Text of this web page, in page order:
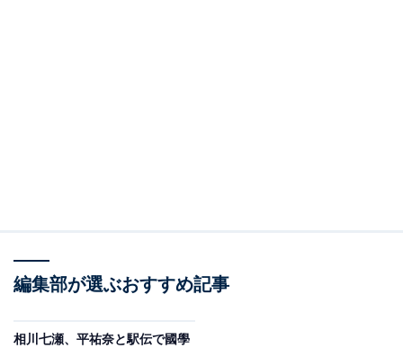
編集部が選ぶおすすめ記事
相川七瀬、平祐奈と駅伝で國學